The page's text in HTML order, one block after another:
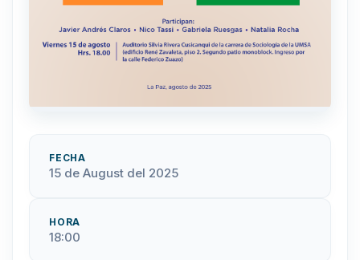
FECHA
15 de August del 2025
HORA
18:00